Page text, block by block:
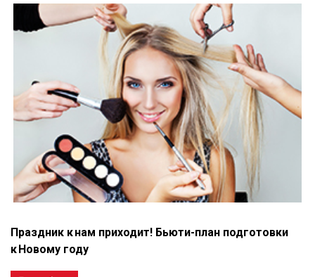
Праздник к нам приходит! Бьюти-план подготовки
к Новому году